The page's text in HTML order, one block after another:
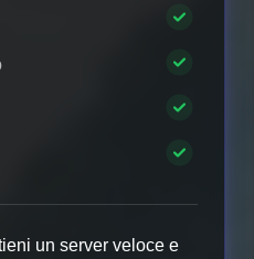
un server veloce e